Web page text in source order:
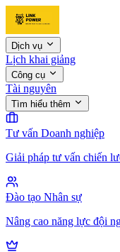
Dịch vụ
Lịch khai giảng
Công cụ
Tài nguyên
Tìm hiểu thêm
Tư vấn Doanh nghiệp
Giải pháp tư vấn chiến
Đào tạo Nhân sự
Nâng cao năng lực đội